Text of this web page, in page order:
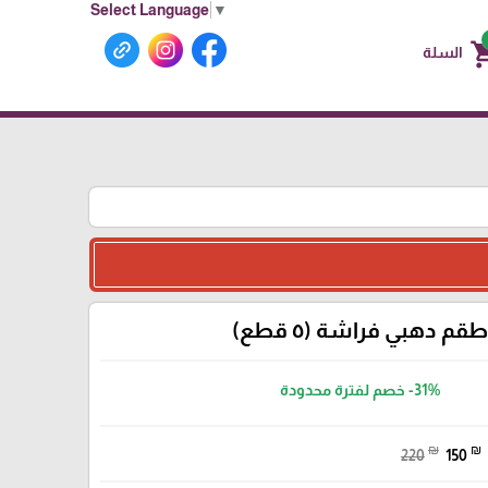
Select Language ▼
السلة
طقم دهبي فراشة (٥ قطع)
-31% خصم لفترة محدودة
220 ₪ 150 ₪